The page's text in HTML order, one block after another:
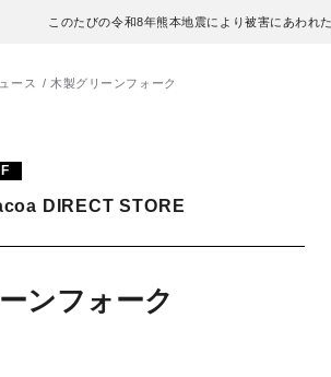
このたびの令和8年熊本地震により被害にあわれ
ース 木製グリーンフォーク
DIRECT STORE
ンフォーク